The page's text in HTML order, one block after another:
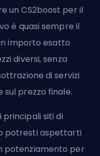
un CS2boost per il
è quasi sempre il
importo esatto
diversi, senza
di servizi
prezzo finale.
principali siti di
potresti aspettarti
potenziamento per